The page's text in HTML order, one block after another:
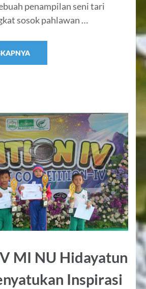
penampilan seni tari
sosok pahlawan …
MI NU Hidayatun
Inspirasi